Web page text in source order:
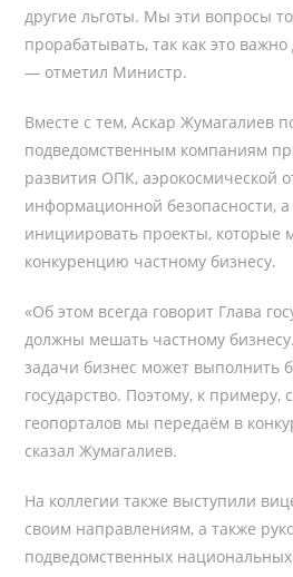
другие льготы. Мы эти вопросы
прорабатывать, так как это
— отметил Министр.
Вместе с тем, Аскар Жумагалиев
подведомственным компаниям
развития ОПК, аэрокосмической
информационной безопасности, а
инициировать проекты, которые
конкуренцию частному бизнесу.
«Об этом всегда говорит Глава
должны мешать частному
задачи бизнес может выполнить
государство. Поэтому, к примеру,
геопорталов мы передаём в
сказал Жумагалиев.
На коллегии также выступили
своим направлениям, а также
подведомственных